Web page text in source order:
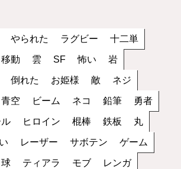
やられた ラグビー 十二単
移動 雲 SF 怖い 岩
倒れた お姫様 敵 ネジ
青空 ビーム ネコ 鉛筆 勇者
ヒロイン 棍棒 鉄板 丸
レーザー サボテン ゲーム
球 ティアラ モブ レンガ